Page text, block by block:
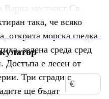
местност Св.
така, че всяко
открита морска гледка.
зелена среда сред
Достъпа е лесен от
Три сгради с
ще бъдат
€